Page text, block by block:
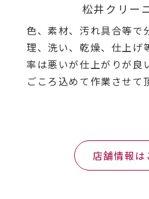
松井クリー
色、素材、汚れ具合等で
理、洗い、乾燥、仕上げ
率は悪いが仕上がりが良
ごころ込めて作業させて
店舗情報は